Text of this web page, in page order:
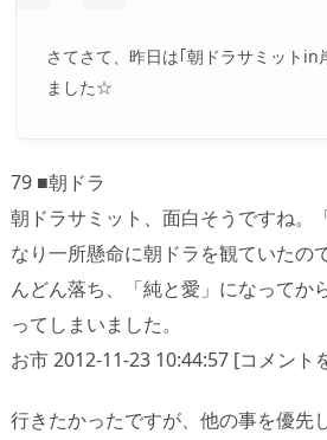
さてさて、昨日は｢朝ドラサミットin
ました☆
79 ■朝ドラ
朝ドラサミット、面白そうですね。
なり一所懸命に朝ドラを観ていたの
んどん落ち、「純と愛」になってか
ってしまいました。
お市 2012-11-23 10:44:57 [コメント
行きたかったですが、他の事を優先